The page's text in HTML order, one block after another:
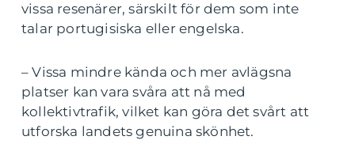
vissa resenärer, särskilt för dem som inte
talar portugisiska eller engelska.
– Vissa mindre kända och mer avlägsna
platser kan vara svåra att nå med
kollektivtrafik, vilket kan göra det svårt att
utforska landets genuina skönhet.